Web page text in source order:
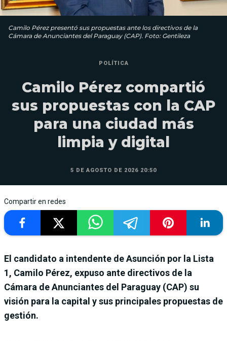
Camilo Pérez presentó sus propuestas ante los directivos de la
Cámara de Anunciantes del Paraguay (CAP). Foto: Gentileza
POLÍTICA
Camilo Pérez compartió
sus propuestas con la CAP
para una ciudad más
limpia y digital
5 DE AGOSTO DE 2026 20:50
Compartir en redes
El candidato a intendente de Asunción por la Lista
1, Camilo Pérez, expuso ante directivos de la
Cámara de Anunciantes del Paraguay (CAP) su
visión para la capital y sus principales propuestas de
gestión.